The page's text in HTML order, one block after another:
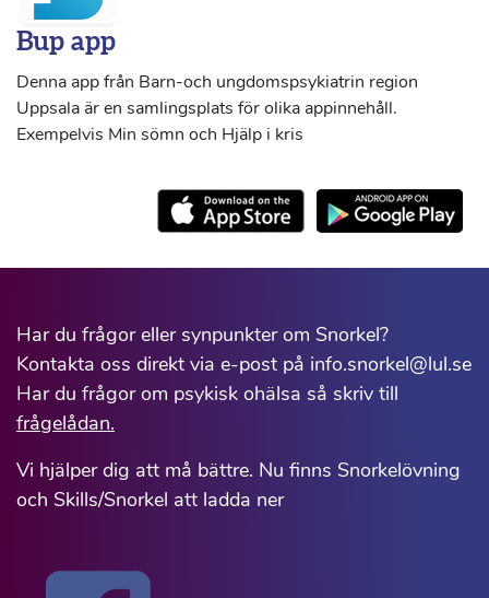
Bup app
Denna app från Barn-och ungdomspsykiatrin region
Uppsala är en samlingsplats för olika appinnehåll.
Exempelvis Min sömn och Hjälp i kris
Har du frågor eller synpunkter om Snorkel?
Kontakta oss direkt via e-post på info.snorkel@lul.se
Har du frågor om psykisk ohälsa så skriv till
frågelådan.
Vi hjälper dig att må bättre. Nu finns Snorkelövning
och Skills/Snorkel att ladda ner